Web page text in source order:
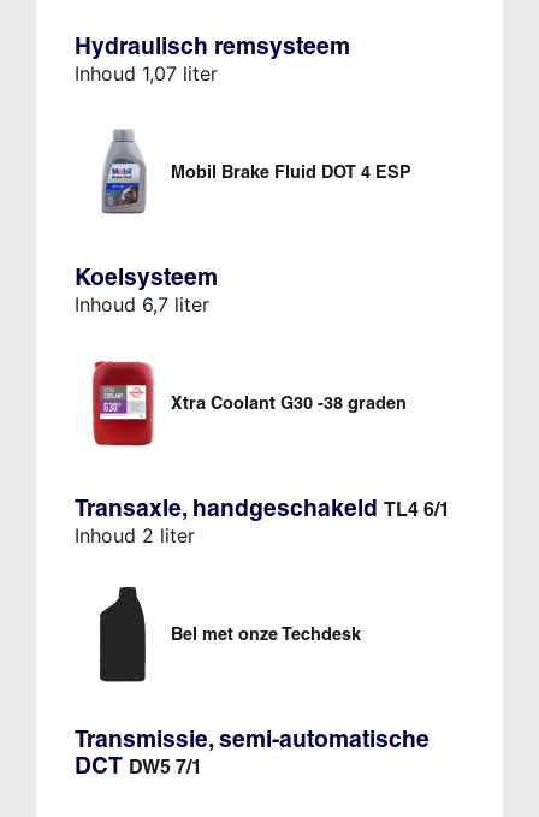
Hydraulisch remsysteem
Inhoud 1,07 liter
Mobil Brake Fluid DOT 4 ESP
Koelsysteem
Inhoud 6,7 liter
Xtra Coolant G30 -38 graden
Transaxle, handgeschakeld TL4 6/1
Inhoud 2 liter
Bel met onze Techdesk
Transmissie, semi-automatische
DCT DW5 7/1